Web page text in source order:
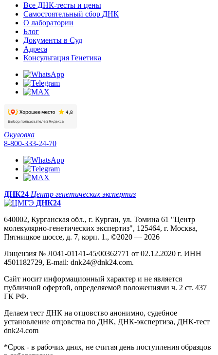
Все ДНК-тесты и цены
Самостоятельный сбор ДНК
О лаборатории
Блог
Документы в Суд
Адреса
Консультация Генетика
Окуловка
8-800-333-24-70
ДНК24 Центр генетических экспертиз
ДНК24
640002, Курганская обл., г. Курган, ул. Томина 61 "Центр
молекулярно-генетических экспертиз", 125464, г. Москва,
Пятницкое шоссе, д. 7, корп. 1., ©2020 — 2026
Лицензия № Л041-01141-45/00362771 от 02.12.2020 г. ИНН
4501182729, E-mail: dnk24@dnk24.com.
Сайт носит информационный характер и не является
публичной офертой, определяемой положениями ч. 2 ст. 437
ГК РФ.
Делаем тест ДНК на отцовство анонимно, судебное
установление отцовства по ДНК, ДНК-экспертиза, ДНК-тест
dnk24.com
*Срок - в рабочих днях, не считая день поступления образцов